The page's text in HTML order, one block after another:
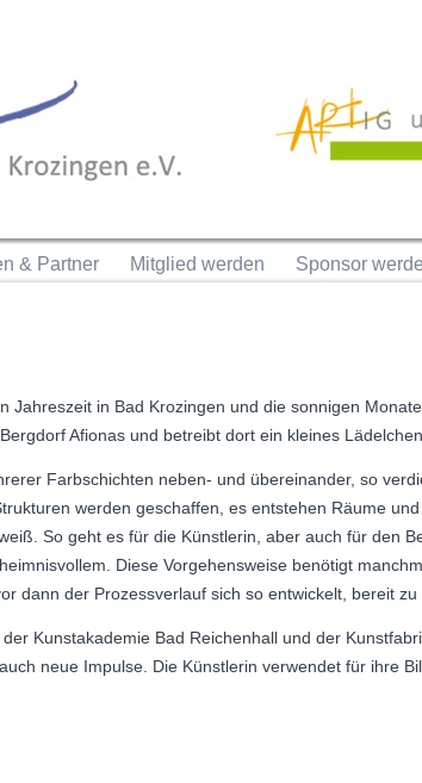
& Partner Mitglied werden Sponsor
Jahreszeit in Bad Krozingen und die sonnigen
Afionas und betreibt dort ein kleines
Farbschichten neben- und übereinander, so
werden geschaffen, es entstehen Räume
So geht es für die Künstlerin, aber auch für den
Diese Vorgehensweise benötigt
dann der Prozessverlauf sich so entwickelt, bereit
Kunstakademie Bad Reichenhall und der
neue Impulse. Die Künstlerin verwendet für ihre